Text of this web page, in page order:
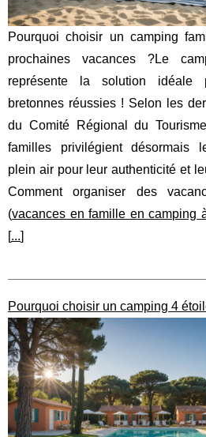
Pourquoi choisir un camping
prochaines vacances ?Le
représente la solution idéale
bretonnes réussies ! Selon les
du Comité Régional du
familles privilégient désormais
plein air pour leur authenticité et
Comment organiser des
(vacances en famille en camping
[...]
Pourquoi choisir un camping 4